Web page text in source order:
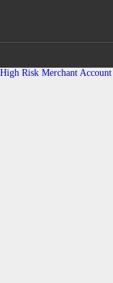
High Risk Merchant Account